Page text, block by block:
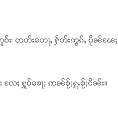
ႊဢူဝ်ႊ တတ်းတေႃႇ ႁဵတ်းဢွၵ်ႇ ပိုၼ်ၽႄႈ
လႄႈ ႁူဝ်ၶေႃႈ ဢၼ်ၶႂ်ႈႁူႉၶႂ်ႈငိၼ်း။